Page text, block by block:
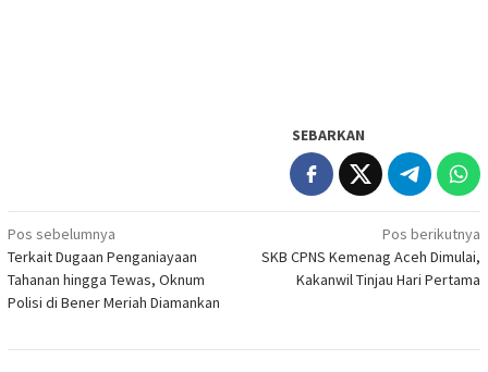
SEBARKAN
Navigasi
pos
Pos sebelumnya
Terkait Dugaan Penganiayaan
Tahanan hingga Tewas, Oknum
Polisi di Bener Meriah Diamankan
Pos berikutnya
SKB CPNS Kemenag Aceh Dimulai,
Kakanwil Tinjau Hari Pertama